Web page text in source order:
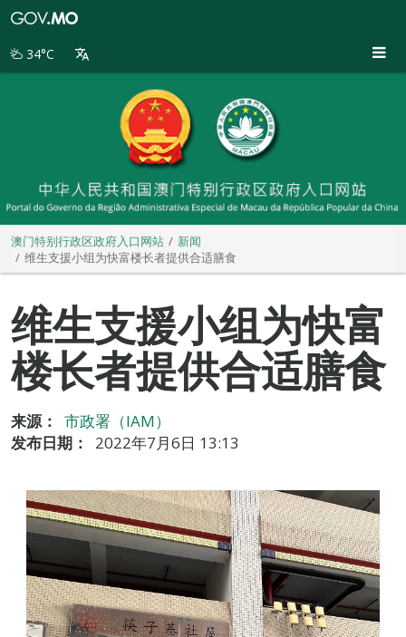
别
34°C
澳门特别行政区政府入口网站
新闻
维生支援小组为快富楼长者提供合适膳食
维生支援小组为快富
楼长者提供合适膳食
来源：
市政署（IAM）
发布日期：
2022年7月6日 13:13